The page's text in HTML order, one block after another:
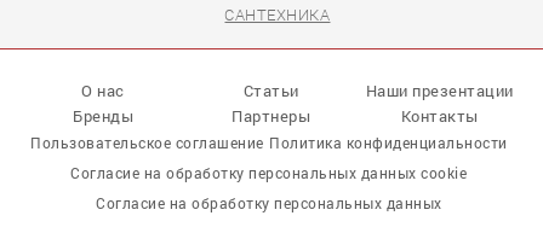
САНТЕХНИКА
О нас Статьи
Наши презентации
Бренды
Партнеры Контакты
Пользовательское соглашение Политика конфиденциальности
Согласие на обработку персональных данных cookie
Согласие на обработку персональных данных